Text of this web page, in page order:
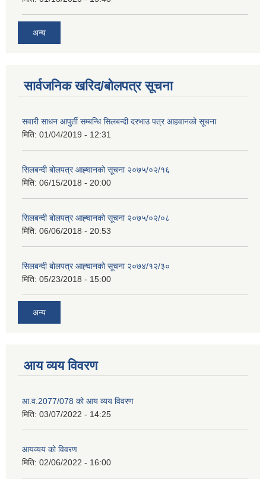
अन्य
सार्वजनिक खरिद/बोलपत्र सूचना
सवारी साधन आपुर्ती सम्बन्धि सिलबन्दी दरभाउ पत्र आहवानको सूचना
मिति: 01/04/2019 - 12:31
सिलबन्दी बोलपत्र आह्‍वानको सूचना २०७५/०२/१६
मिति: 06/15/2018 - 20:00
सिलबन्दी बोलपत्र आह्‍वानको सूचना २०७५/०२/०८
मिति: 06/06/2018 - 20:53
सिलबन्दी बोलपत्र आह्‍वानको सूचना २०७४/१२/३०
मिति: 05/23/2018 - 15:00
अन्य
आय व्यय विवरण
आ.व.2077/078 को आय व्यय विवरण
मिति: 03/07/2022 - 14:25
आयव्यय को विवरण
मिति: 02/06/2022 - 16:00